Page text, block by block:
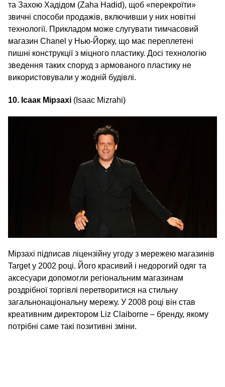
та Захою Хадідом (Zaha Hadid), щоб «перекроїти»
звичні способи продажів, включивши у них новітні
технології. Прикладом може слугувати тимчасовий
магазин Chanel у Нью-Йорку, що має переплетені
пишні конструкції з міцного пластику. Досі технологію
зведення таких споруд з армованого пластику не
використовували у жодній будівлі.
10. Ісаак Мірзахі (Isaac Mizrahi)
Мірзахі підписав ліцензійну угоду з мережею магазинів
Target у 2002 році. Його красивий і недорогий одяг та
аксесуари допомогли регіональним магазинам
роздрібної торгівлі перетворитися на стильну
загальнонаціональну мережу. У 2008 році він став
креативним директором Liz Claiborne – бренду, якому
потрібні саме такі позитивні зміни.